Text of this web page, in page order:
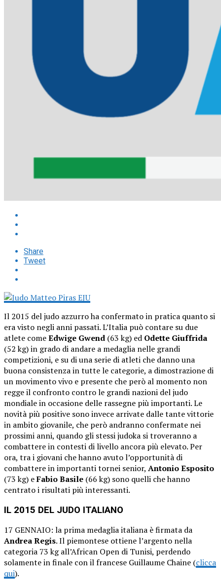
Share
Tweet
Il 2015 del judo azzurro ha confermato in pratica quanto si
era visto negli anni passati. L’Italia può contare su due
atlete comeEdwige Gwend (63 kg) ed Odette Giuffrida
(52 kg) in grado di andare a medaglia nelle grandi
competizioni, e su di una serie di atleti che danno una
buona consistenza in tutte le categorie, a dimostrazione di
un movimento vivo e presente che però al momento non
regge il confronto contro le grandi nazioni del judo
mondiale in occasione delle rassegne più importanti. Le
novità più positive sono invece arrivate dalle tante vittorie
in ambito giovanile, che però andranno confermate nei
prossimi anni, quando gli stessi judoka si troveranno a
combattere in contesti di livello ancora più elevato. Per
ora, tra i giovani che hanno avuto l’opportunità di
combattere in importanti tornei senior, Antonio Esposito
(73 kg) eFabio Basile (66 kg) sono quelli che hanno
centrato i risultati più interessanti.
IL 2015 DEL JUDO ITALIANO
17 GENNAIO: la prima medaglia italiana è firmata da
Andrea Regis. Il piemontese ottiene l’argento nella
categoria 73 kg all’African Open di Tunisi, perdendo
solamente in finale con il francese Guillaume Chaine (clicca
qui).